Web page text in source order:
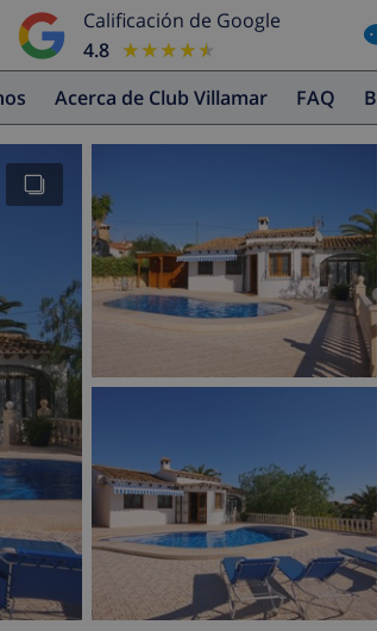
Calificación de Google
4.8
★★★★★
★★★★★
Acerca de Club Villamar FAQ